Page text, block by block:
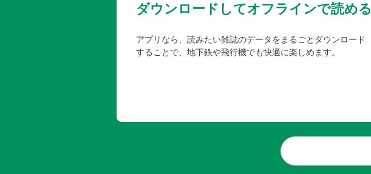
ダウンロードしてオフラインで読める
アプリなら、読みたい雑誌のデータをまるごとダウンロード
することで、地下鉄や飛行機でも快適に楽しめます。